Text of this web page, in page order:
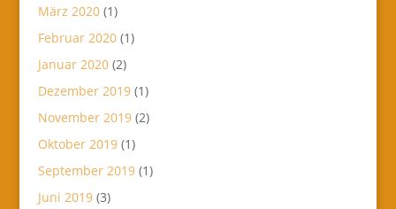
März 2020(1)
Februar 2020(1)
Januar 2020(2)
Dezember 2019(1)
November 2019(2)
Oktober 2019(1)
September 2019(1)
Juni 2019(3)